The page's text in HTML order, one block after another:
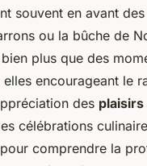
souvent en avant
ou la bûche de
plus que des
encourageant le
des
célébrations
comprendre la